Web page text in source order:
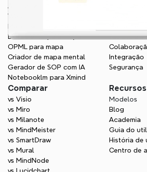
Aplicativo
Web
Documento para mapa
OPML para mapa
Criador de mapa mental
Gerador de SOP com IA
Notebooklm para Xmind
Estrutura
Integração
Segurança
Comparar
vs Visio
vs Miro
vs Milanote
vs MindMeister
vs SmartDraw
vs Mural
vs MindNode
Recursos
Modelos
Blog
Academia
Guia do
História de
Centro de